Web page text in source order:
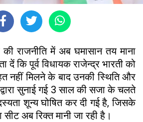
की राजनीति में अब घमासान तय माना
दें कि पूर्व विधायक राजेन्द्र भारती को
नहीं मिलने के बाद उनकी स्थिति और
सुनाई गई 3 साल की सजा के चलते
शून्य घोषित कर दी गई है, जिसके
सीट अब रिक्त मानी जा रही है।